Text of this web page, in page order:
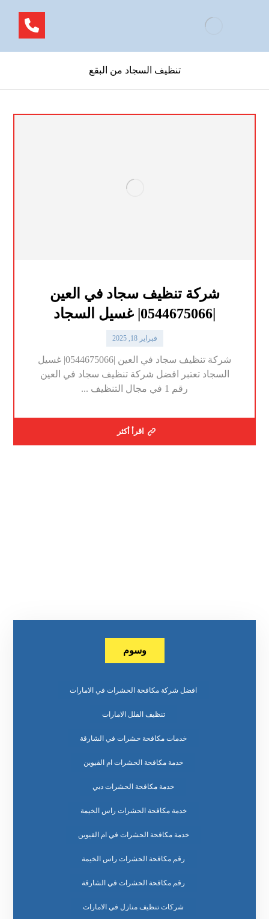
تنظيف السجاد من البقع
شركة تنظيف سجاد في العين
|0544675066| غسيل السجاد
فبراير 18, 2025
شركة تنظيف سجاد في العين |0544675066| غسيل
السجاد تعتبر افضل شركة تنظيف سجاد في العين
رقم 1 في مجال التنظيف ...
اقرأ أكثر
وسوم
افضل شركة مكافحة الحشرات في الامارات
تنظيف الفلل الامارات
خدمات مكافحة حشرات في الشارقة
خدمة مكافحة الحشرات ام القيوين
خدمة مكافحة الحشرات دبي
خدمة مكافحة الحشرات راس الخيمة
خدمة مكافحة الحشرات في ام القيوين
رقم مكافحة الحشرات راس الخيمة
رقم مكافحة الحشرات في الشارقة
شركات تنظيف منازل في الامارات